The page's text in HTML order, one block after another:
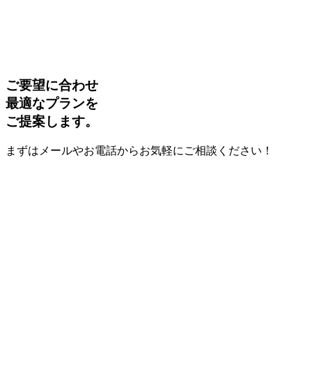
ご要望に合わせ
最適なプランを
ご提案します。
まずはメールやお電話からお気軽にご相談ください！